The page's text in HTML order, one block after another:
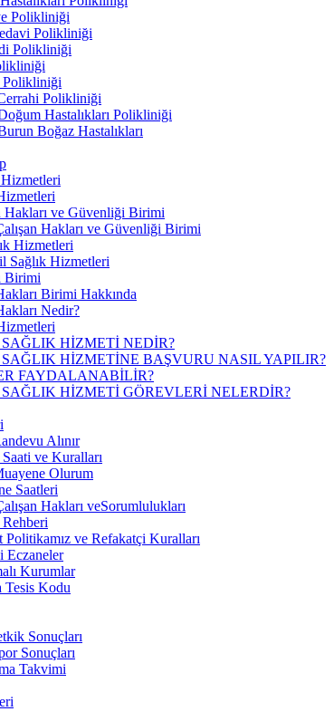
Polikliniği
Polikliniği
Polikliniği
Polikliniği
Hastalıkları Polikliniği
Boğaz Hastalıkları
Hakları ve Güvenliği Birimi
Hakları ve Güvenliği Birimi
Hizmetleri
Sağlık Hizmetleri
Birimi
Birimi Hakkında
Nedir?
HİZMETİ NEDİR?
HİZMETİNE BAŞVURU NASIL YAPILIR?
FAYDALANABİLİR?
HİZMETİ GÖREVLERİ NELERDİR?
Alınır
ve Kuralları
Olurum
Saatleri
Hakları veSorumlulukları
Politikamız ve Refakatçi Kuralları
Eczaneler
Kurumlar
Tesis Kodu
Sonuçları
Sonuçları
Takvimi